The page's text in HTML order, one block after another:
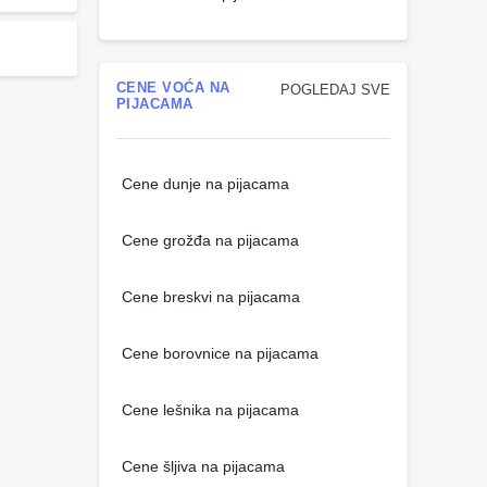
POGLEDAJ SVE
CENE VOĆA NA
PIJACAMA
Cene dunje na pijacama
Cene grožđa na pijacama
Cene breskvi na pijacama
Cene borovnice na pijacama
Cene lešnika na pijacama
Cene šljiva na pijacama